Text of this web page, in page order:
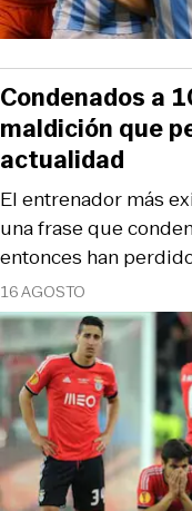
16 AGOSTO
El entrenador más
una frase que
entonces han
Condenados a
maldición que
actualidad